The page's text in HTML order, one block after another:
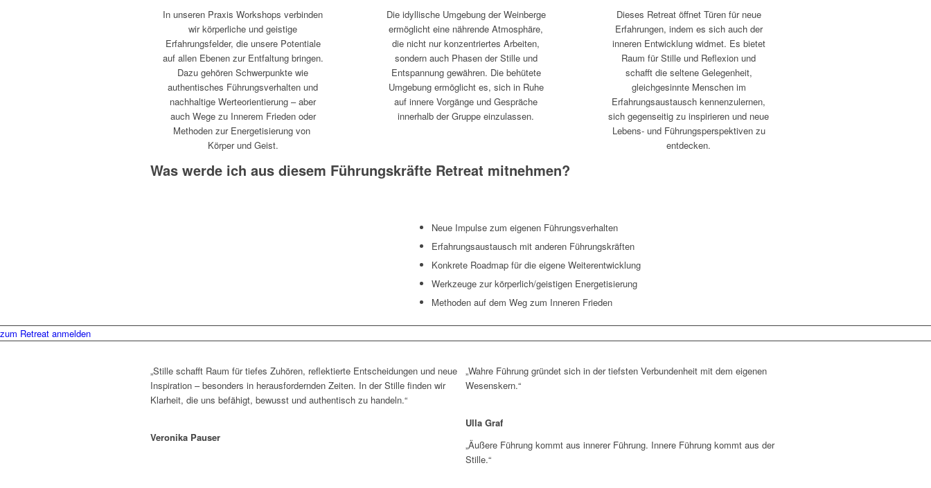
In unseren Praxis Workshops verbinden
wir körperliche und geistige
Erfahrungsfelder, die unsere Potentiale
auf allen Ebenen zur Entfaltung bringen.
Dazu gehören Schwerpunkte wie
authentisches Führungsverhalten und
nachhaltige Werteorientierung – aber
auch Wege zu Innerem Frieden oder
Methoden zur Energetisierung von
Körper und Geist.
Die idyllische Umgebung der Weinberge
ermöglicht eine nährende Atmosphäre,
die nicht nur konzentriertes Arbeiten,
sondern auch Phasen der Stille und
Entspannung gewähren. Die behütete
Umgebung ermöglicht es, sich in Ruhe
auf innere Vorgänge und Gespräche
innerhalb der Gruppe einzulassen.
Dieses Retreat öffnet Türen für neue
Erfahrungen, indem es sich auch der
inneren Entwicklung widmet. Es bietet
Raum für Stille und Reflexion und
schafft die seltene Gelegenheit,
gleichgesinnte Menschen im
Erfahrungsaustausch kennenzulernen,
sich gegenseitig zu inspirieren und neue
Lebens- und Führungsperspektiven zu
entdecken.
Was werde ich aus diesem Führungskräfte Retreat mitnehmen?
Neue Impulse zum eigenen Führungsverhalten
Erfahrungsaustausch mit anderen Führungskräften
Konkrete Roadmap für die eigene Weiterentwicklung
Werkzeuge zur körperlich/geistigen Energetisierung
Methoden auf dem Weg zum Inneren Frieden
zum Retreat anmelden
„Stille schafft Raum für tiefes Zuhören, reflektierte Entscheidungen und neue
Inspiration – besonders in herausfordernden Zeiten. In der Stille finden wir
Klarheit, die uns befähigt, bewusst und authentisch zu handeln.“
Veronika Pauser
„Wahre Führung gründet sich in der tiefsten Verbundenheit mit dem eigenen
Wesenskern.“
Ulla Graf
„Äußere Führung kommt aus innerer Führung. Innere Führung kommt aus der
Stille.“